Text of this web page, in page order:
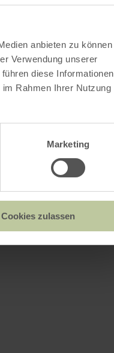
anbieten zu können
Verwendung unserer
diese Informationen
Rahmen Ihrer Nutzung
Marketing
Cookies zulassen